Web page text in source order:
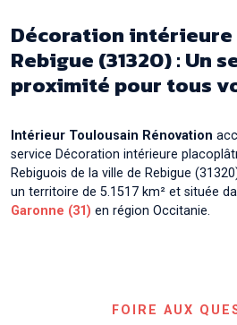
Décoration intérieure placoplâtre à
Décoration intérieure placoplâtre à
Tolosane
Décoration intérieure placoplâtre à
Décoration
Rebigue (31320) : Un
proximité pour tous
Intérieur Toulousain Rénovation
service Décoration intérieure
Rebiguois de la ville de Rebigue
un territoire de 5.1517 km² et située
Garonne (31) en région Occitanie.
FOIRE AUX